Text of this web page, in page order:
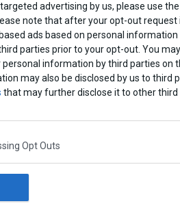
advertising by us, please use
note that after your opt-out request
ads based on personal information
parties prior to your opt-out. You
information by third parties on
may also be disclosed by us to third
that may further disclose it to other third
Opt Outs